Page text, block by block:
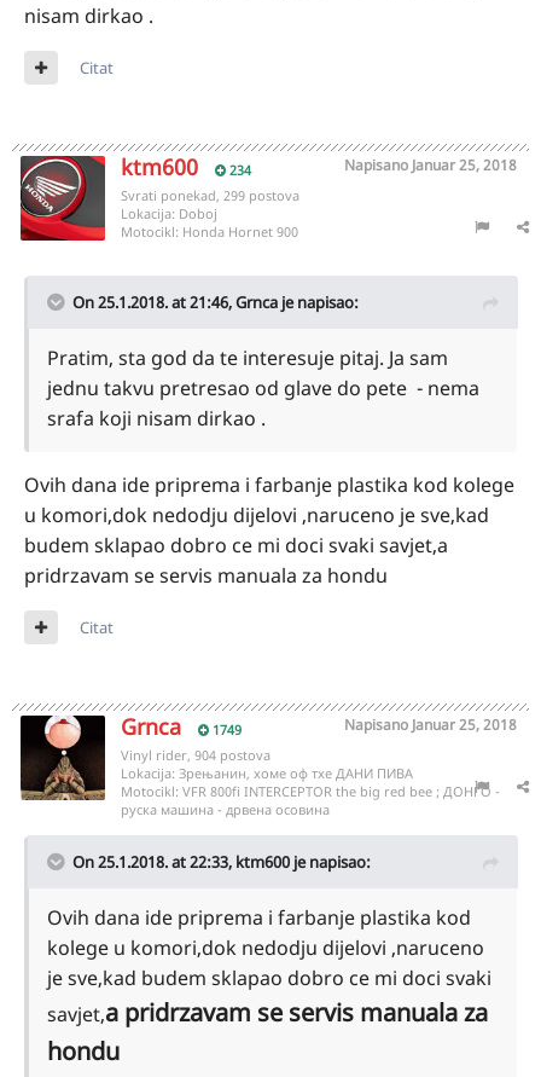
nisam dirkao .
Citat
ktm600 234 Napisano Januar 25, 2018
Svrati ponekad, 299 postova
Lokacija: Doboj
Motocikl: Honda Hornet 900
On 25.1.2018. at 21:46,Grnca je napisao:
Pratim, sta god da te interesuje pitaj. Ja sam
jednu takvu pretresao od glave do pete - nema
srafa koji nisam dirkao .
Ovih dana ide priprema i farbanje plastika kod kolege
u komori,dok nedodju dijelovi ,naruceno je sve,kad
budem sklapao dobro ce mi doci svaki savjet,a
pridrzavam se servis manuala za hondu
Citat
Grnca 1749 Napisano Januar 25, 2018
Vinyl rider, 904 postova
Lokacija: Зрењанин, хоме оф тхе ДАНИ ПИВА
Motocikl: VFR 800fi INTERCEPTOR the big red bee ; ДОНГО -
руска машина - дрвена осовина
On 25.1.2018. at 22:33, ktm600 je napisao:
Ovih dana ide priprema i farbanje plastika kod
kolege u komori,dok nedodju dijelovi ,naruceno
je sve,kad budem sklapao dobro ce mi doci svaki
savjet,a pridrzavam se servis manuala za
hondu